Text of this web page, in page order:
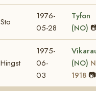
Sto
1976-
05-28
Tyfon
(NO)
Hingst
1975-
06-
03
(NO) N
1918 📷